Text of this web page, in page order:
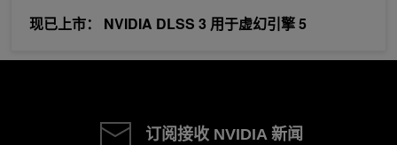
现已上市： NVIDIA DLSS 3 用于虚幻引擎 5
订阅接收 NVIDIA 新闻